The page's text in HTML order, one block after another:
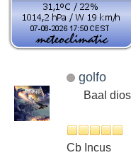
golfo
Baal
Cb Incus